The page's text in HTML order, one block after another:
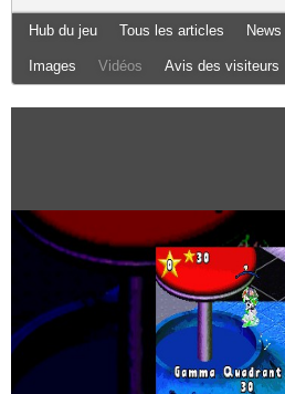
Hub du jeu Tous les articles News
Images Vidéos Avis des visiteurs